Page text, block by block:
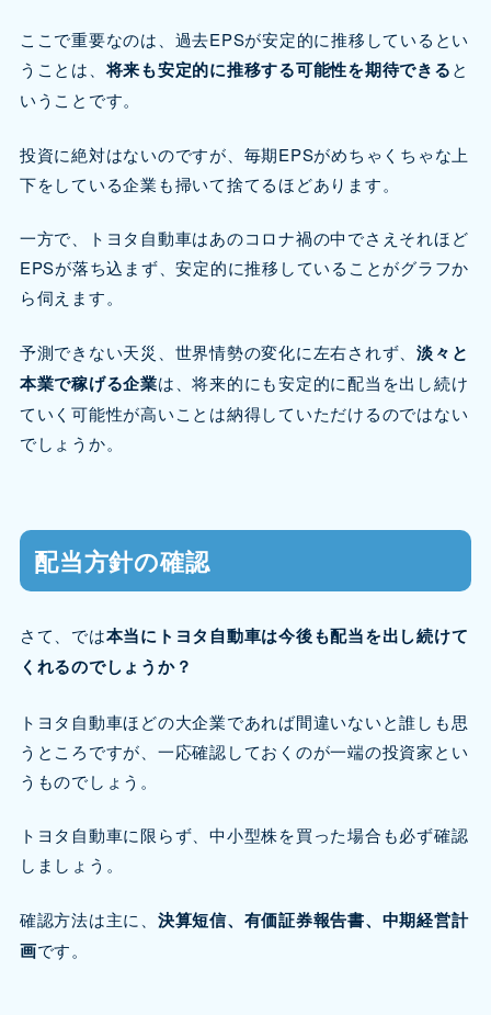
ここで重要なのは、過去EPSが安定的に推移しているとい
うことは、将来も安定的に推移する可能性を期待できると
いうことです。
投資に絶対はないのですが、毎期EPSがめちゃくちゃな上
下をしている企業も掃いて捨てるほどあります。
一方で、トヨタ自動車はあのコロナ禍の中でさえそれほど
EPSが落ち込まず、安定的に推移していることがグラフか
ら伺えます。
予測できない天災、世界情勢の変化に左右されず、淡々と
本業で稼げる企業は、将来的にも安定的に配当を出し続け
ていく可能性が高いことは納得していただけるのではない
でしょうか。
配当方針の確認
さて、では本当にトヨタ自動車は今後も配当を出し続けて
くれるのでしょうか？
トヨタ自動車ほどの大企業であれば間違いないと誰しも思
うところですが、一応確認しておくのが一端の投資家とい
うものでしょう。
トヨタ自動車に限らず、中小型株を買った場合も必ず確認
しましょう。
確認方法は主に、 決算短信、有価証券報告書、中期経営計
画です。